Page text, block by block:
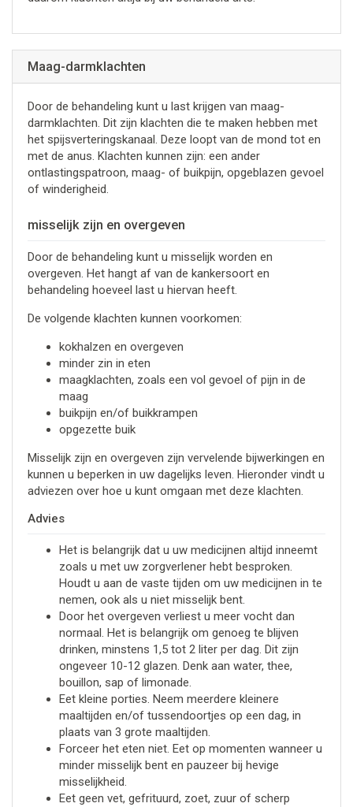
Maag-darmklachten
Door de behandeling kunt u last krijgen van maag-
darmklachten. Dit zijn klachten die te maken hebben met
het spijsverteringskanaal. Deze loopt van de mond tot en
met de anus. Klachten kunnen zijn: een ander
ontlastingspatroon, maag- of buikpijn, opgeblazen gevoel
of winderigheid.
misselijk zijn en overgeven
Door de behandeling kunt u misselijk worden en
overgeven. Het hangt af van de kankersoort en
behandeling hoeveel last u hiervan heeft.
De volgende klachten kunnen voorkomen:
kokhalzen en overgeven
minder zin in eten
maagklachten, zoals een vol gevoel of pijn in de
maag
buikpijn en/of buikkrampen
opgezette buik
Misselijk zijn en overgeven zijn vervelende bijwerkingen en
kunnen u beperken in uw dagelijks leven. Hieronder vindt u
adviezen over hoe u kunt omgaan met deze klachten.
Advies
Het is belangrijk dat u uw medicijnen altijd inneemt
zoals u met uw zorgverlener hebt besproken.
Houdt u aan de vaste tijden om uw medicijnen in te
nemen, ook als u niet misselijk bent.
Door het overgeven verliest u meer vocht dan
normaal. Het is belangrijk om genoeg te blijven
drinken, minstens 1,5 tot 2 liter per dag. Dit zijn
ongeveer 10-12 glazen. Denk aan water, thee,
bouillon, sap of limonade.
Eet kleine porties. Neem meerdere kleinere
maaltijden en/of tussendoortjes op een dag, in
plaats van 3 grote maaltijden.
Forceer het eten niet. Eet op momenten wanneer u
minder misselijk bent en pauzeer bij hevige
misselijkheid.
Eet geen vet, gefrituurd, zoet, zuur of scherp